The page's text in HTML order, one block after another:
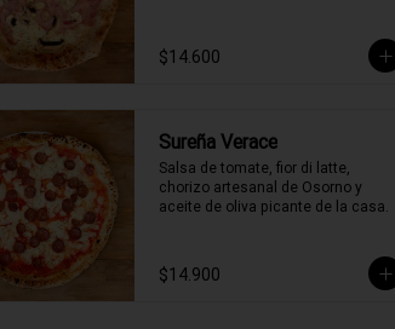
$14.600
Sureña Verace
Salsa de tomate, fior di latte,
chorizo artesanal de Osorno y
aceite de oliva picante de la casa.
$14.900